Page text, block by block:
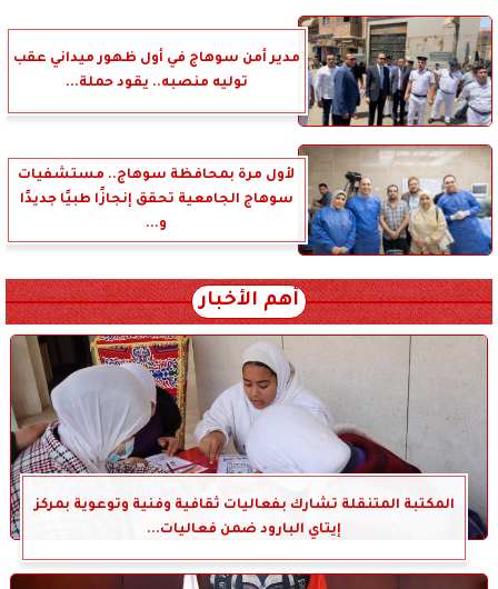
مدير أمن سوهاج في أول ظهور ميداني عقب
توليه منصبه.. يقود حملة...
لأول مرة بمحافظة سوهاج.. مستشفيات
سوهاج الجامعية تحقق إنجازًا طبيًا جديدًا
و...
أهم الأخبار
المكتبة المتنقلة تشارك بفعاليات ثقافية وفنية وتوعوية بمركز
إيتاي البارود ضمن فعاليات...